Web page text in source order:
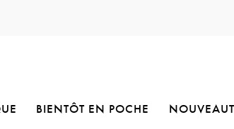
BIENTÔT EN POCHE